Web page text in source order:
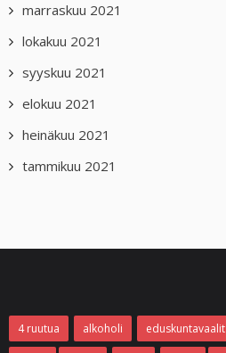
marraskuu 2021
lokakuu 2021
syyskuu 2021
elokuu 2021
heinäkuu 2021
tammikuu 2021
4 ruutua alkoholi eduskuntavaalit